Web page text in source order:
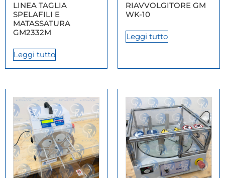
LINEA TAGLIA
SPELAFILI E
MATASSATURA
GM2332M
Leggi tutto
RIAVVOLGITORE GM
WK-10
Leggi tutto